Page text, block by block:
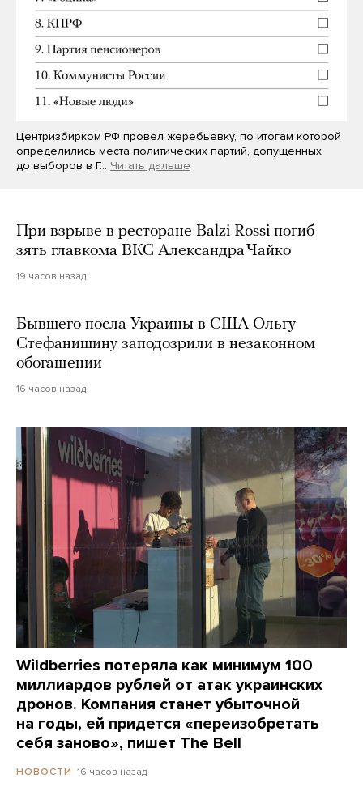
Центризбирком РФ провел жеребьевку, по итогам которой
определились места политических партий, допущенных
до выборов в Г… Читать дальше
При взрыве в ресторане Balzi Rossi погиб
зять главкома ВКС Александра Чайко
19 часов назад
Бывшего посла Украины в США Ольгу
Стефанишину заподозрили в незаконном
обогащении
16 часов назад
Wildberries потеряла как минимум 100
миллиардов рублей от атак украинских
дронов. Компания станет убыточной
на годы, ей придется «переизобретать
себя заново», пишет The Bell
НОВОСТИ 16 часов назад